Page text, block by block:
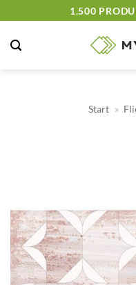
springen
1.500
Start »